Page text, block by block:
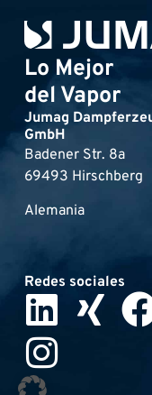
Lo Mejor
del Vapor
Jumag
GmbH
Badener Str. 8a
69493 Hirschberg
Alemania
Redes sociales